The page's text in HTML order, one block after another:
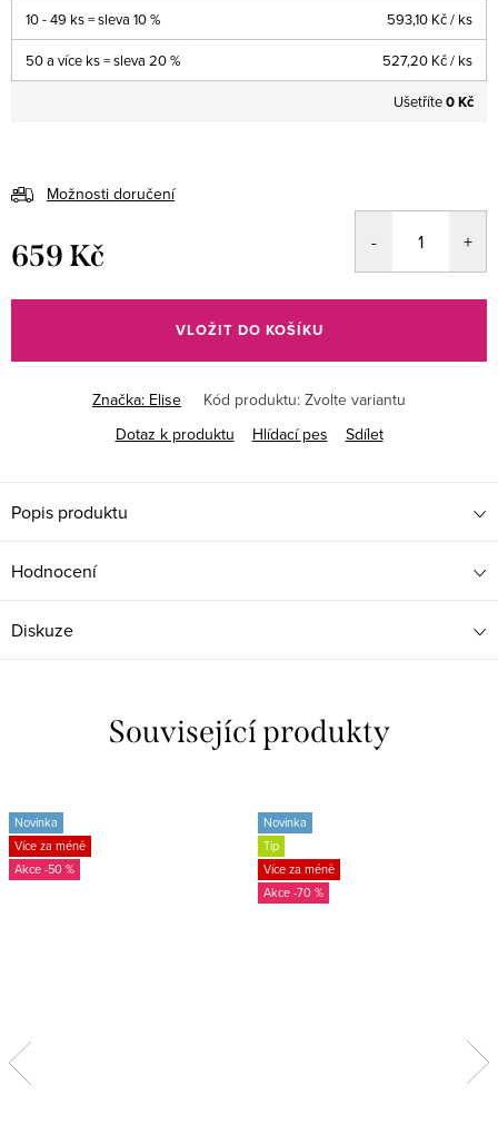
10 - 49 ks = sleva 10 % 593,10 Kč/ ks
50 a více ks = sleva 20 % 527,20 Kč/ ks
Ušetříte0 Kč
Možnosti doručení
659 Kč
cena:
VLOŽIT DO KOŠÍKU
Značka: Elise Kód produktu: Zvolte variantu
Dotaz k produktu
Hlídací pes Sdílet
Popis produktu
Hodnocení
Diskuze
Související produkty
Novinka
Více za méně
-50 %
Novinka
Tip
Více za méně
-70 %